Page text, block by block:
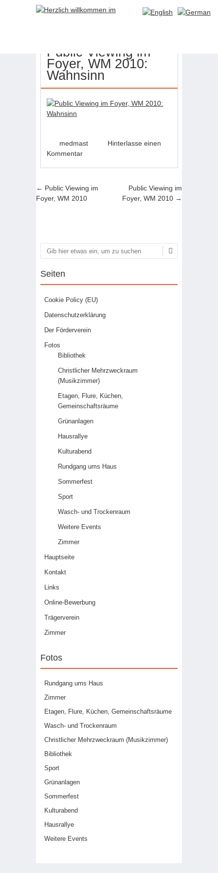
Public Viewing im
Foyer, WM 2010:
Wahnsinn
medmast
Hinterlasse einen
Kommentar
Artikel-Navigation
← Public Viewing im
Foyer, WM 2010
Public Viewing im
Foyer, WM 2010 →
Suchen
Seiten
Cookie Policy (EU)
Datenschutzerklärung
Der Förderverein
Fotos
Bibliothek
Christlicher Mehrzweckraum
(Musikzimmer)
Etagen, Flure, Küchen,
Gemeinschaftsräume
Grünanlagen
Hausrallye
Kulturabend
Rundgang ums Haus
Sommerfest
Sport
Wasch- und Trockenraum
Weitere Events
Zimmer
Hauptseite
Kontakt
Links
Online-Bewerbung
Trägerverein
Zimmer
Fotos
Rundgang ums Haus
Zimmer
Etagen, Flure, Küchen, Gemeinschaftsräume
Wasch- und Trockenraum
Christlicher Mehrzweckraum (Musikzimmer)
Bibliothek
Sport
Grünanlagen
Sommerfest
Kulturabend
Hausrallye
Weitere Events